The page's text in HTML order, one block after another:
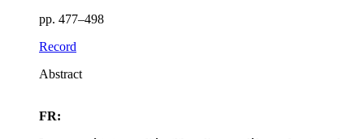
pp. 477–498
Record
Abstract
FR: